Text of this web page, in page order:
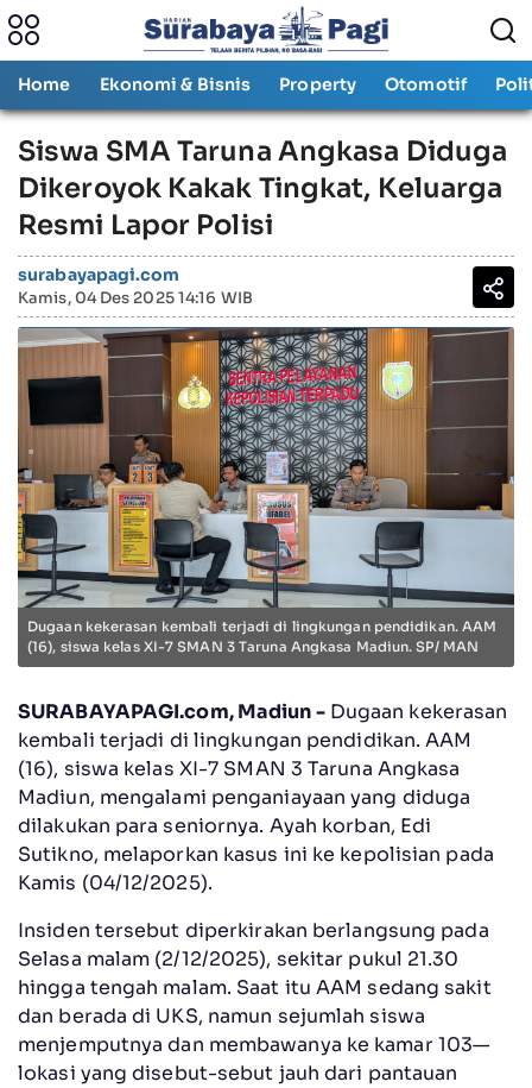
Home Ekonomi & Bisnis Property Otomotif
Siswa SMA Taruna Angkasa Diduga
Dikeroyok Kakak Tingkat, Keluarga
Resmi Lapor Polisi
surabayapagi.com
Kamis, 04 Des 2025 14:16 WIB
Dugaan kekerasan kembali terjadi di lingkungan pendidikan. AAM
(16), siswa kelas XI-7 SMAN 3 Taruna Angkasa Madiun. SP/ MAN
SURABAYAPAGI.com, Madiun -Dugaan kekerasan
kembali terjadi di lingkungan pendidikan. AAM
(16), siswa kelas XI-7 SMAN 3 Taruna Angkasa
Madiun, mengalami penganiayaan yang diduga
dilakukan para seniornya. Ayah korban, Edi
Sutikno, melaporkan kasus ini ke kepolisian pada
Kamis (04/12/2025).
Insiden tersebut diperkirakan berlangsung pada
Selasa malam (2/12/2025), sekitar pukul 21.30
hingga tengah malam. Saat itu AAM sedang sakit
dan berada di UKS, namun sejumlah siswa
menjemputnya dan membawanya ke kamar 103—
lokasi yang disebut-sebut jauh dari pantauan